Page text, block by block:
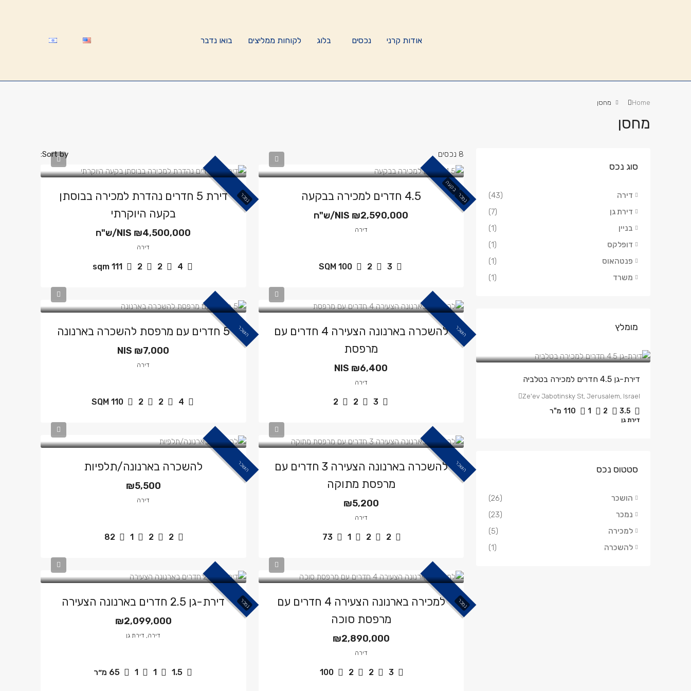
אודות קרני נכסים בלוג לקוחות ממליצים בואו נדבר
Home מחסן
מחסן
8 נכסים Sort by:
נמכר
בקעה
4.5 חדרים למכירה בבקעה
NIS ₪2,590,000/ש"ח
דירה
3
2
100
SQM
נמכר
דירת 5 חדרים נהדרת למכירה בבוסתן
בקעה היוקרתי
NIS ₪4,500,000/ש"ח
דירה
4
2
2
111
sqm
הושכר
להשכרה בארנונה הצעירה 4 חדרים עם
מרפסת
NIS ₪6,400
דירה
3
2
2
הושכר 5 חדרים עם מרפסת להשכרה בארנונה
NIS ₪7,000
דירה
4
2
2
110
SQM
הושכר
להשכרה בארנונה הצעירה 3 חדרים עם
מרפסת מתוקה
₪5,200
דירה
2
2
1
73
הושכר להשכרה בארנונה/תלפיות
₪5,500
דירה
2
2
1
82
נמכר
למכירה בארנונה הצעירה 4 חדרים עם
מרפסת סוכה
₪2,890,000
דירה
3
2
2
100
נמכר דירת-גן 2.5 חדרים בארנונה הצעירה
₪2,099,000
דירה, דירת גן
1.5
1
1
65 מ״ר
סוג נכס
דירה
(43)
דירת גן
(7)
בניין
(1)
דופלקס
(1)
פנטהאוס
(1)
משרד
(1)
מומלץ
דירת-גן 4.5 חדרים למכירה בטלביה
Ze'ev Jabotinsky St, Jerusalem, Israel
3.5
2
1
110 מ"ר
דירת גן
סטטוס נכס
הושכר
(26)
נמכר
(23)
למכירה
(5)
להשכרה
(1)